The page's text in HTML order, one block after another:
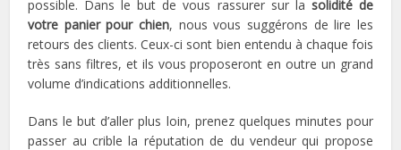
possible. Dans le but de vous rassurer sur la solidité de
votre panier pour chien, nous vous suggérons de lire les
retours des clients. Ceux-ci sont bien entendu à chaque fois
très sans filtres, et ils vous proposeront en outre un grand
volume d’indications additionnelles.
Dans le but d’aller plus loin, prenez quelques minutes pour
passer au crible la réputation de du vendeur qui propose